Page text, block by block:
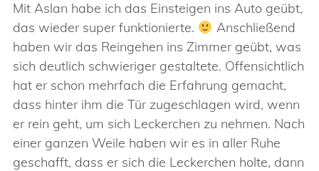
Mit Aslan habe ich das Einsteigen ins Auto geübt,
das wieder super funktionierte.
Anschließend
haben wir das Reingehen ins Zimmer geübt, was
sich deutlich schwieriger gestaltete. Offensichtlich
hat er schon mehrfach die Erfahrung gemacht,
dass hinter ihm die Tür zugeschlagen wird, wenn
er rein geht, um sich Leckerchen zu nehmen. Nach
einer ganzen Weile haben wir es in aller Ruhe
geschafft, dass er sich die Leckerchen holte, dann